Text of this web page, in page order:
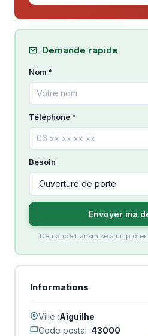
Demande rapide
Nom *
Téléphone *
Besoin
Envoyer ma
Demande transmise à un
Informations
Ville :Aiguilhe
Code postal :43000